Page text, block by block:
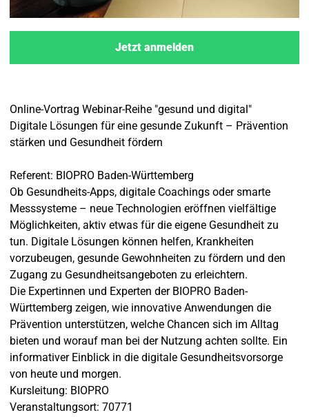
Jetzt anmelden
Online-Vortrag Webinar-Reihe "gesund und digital"
Digitale Lösungen für eine gesunde Zukunft – Prävention
stärken und Gesundheit fördern
Referent: BIOPRO Baden-Württemberg
Ob Gesundheits-Apps, digitale Coachings oder smarte
Messsysteme – neue Technologien eröffnen vielfältige
Möglichkeiten, aktiv etwas für die eigene Gesundheit zu
tun. Digitale Lösungen können helfen, Krankheiten
vorzubeugen, gesunde Gewohnheiten zu fördern und den
Zugang zu Gesundheitsangeboten zu erleichtern.
Die Expertinnen und Experten der BIOPRO Baden-
Württemberg zeigen, wie innovative Anwendungen die
Prävention unterstützen, welche Chancen sich im Alltag
bieten und worauf man bei der Nutzung achten sollte. Ein
informativer Einblick in die digitale Gesundheitsvorsorge
von heute und morgen.
Kursleitung: BIOPRO
Veranstaltungsort: 70771